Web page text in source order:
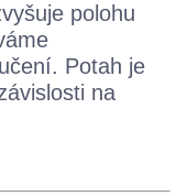
polohu
Potah je
na